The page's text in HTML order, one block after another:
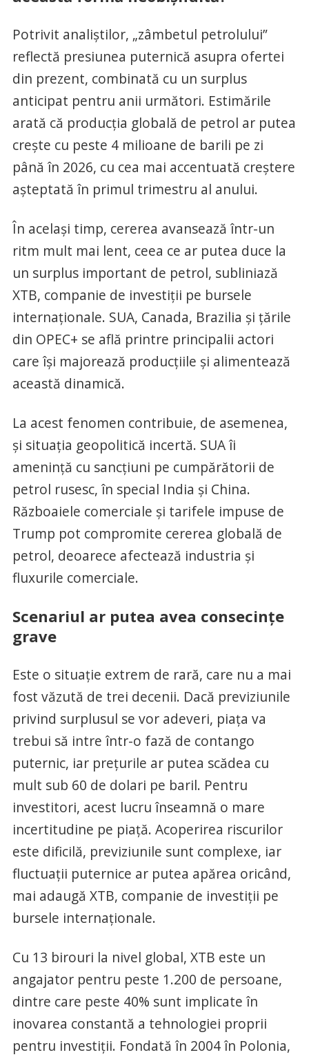
Potrivit analiștilor, „zâmbetul petrolului”
reflectă presiunea puternică asupra ofertei
din prezent, combinată cu un surplus
anticipat pentru anii următori. Estimările
arată că producția globală de petrol ar putea
crește cu peste 4 milioane de barili pe zi
până în 2026, cu cea mai accentuată creștere
așteptată în primul trimestru al anului.
În același timp, cererea avansează într-un
ritm mult mai lent, ceea ce ar putea duce la
un surplus important de petrol, subliniază
XTB, companie de investiții pe bursele
internaționale. SUA, Canada, Brazilia și țările
din OPEC+ se află printre principalii actori
care își majorează producțiile și alimentează
această dinamică.
La acest fenomen contribuie, de asemenea,
și situația geopolitică incertă. SUA îi
amenință cu sancțiuni pe cumpărătorii de
petrol rusesc, în special India și China.
Războaiele comerciale și tarifele impuse de
Trump pot compromite cererea globală de
petrol, deoarece afectează industria și
fluxurile comerciale.
Scenariul ar putea avea consecințe
grave
Este o situație extrem de rară, care nu a mai
fost văzută de trei decenii. Dacă previziunile
privind surplusul se vor adeveri, piața va
trebui să intre într-o fază de contango
puternic, iar prețurile ar putea scădea cu
mult sub 60 de dolari pe baril. Pentru
investitori, acest lucru înseamnă o mare
incertitudine pe piață. Acoperirea riscurilor
este dificilă, previziunile sunt complexe, iar
fluctuații puternice ar putea apărea oricând,
mai adaugă XTB, companie de investiții pe
bursele internaționale.
Cu 13 birouri la nivel global, XTB este un
angajator pentru peste 1.200 de persoane,
dintre care peste 40% sunt implicate în
inovarea constantă a tehnologiei proprii
pentru investiții. Fondată în 2004 în Polonia,